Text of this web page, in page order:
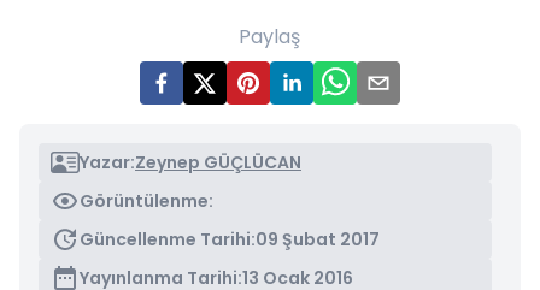
Paylaş
Yazar:Zeynep GÜÇLÜCAN
Görüntülenme:
Güncellenme Tarihi:09 Şubat 2017
Yayınlanma Tarihi:13 Ocak 2016